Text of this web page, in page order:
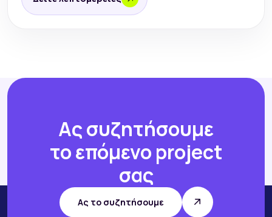
Ας συζητήσουμε
το επόμενο project
σας
Ας το συζητήσουμε